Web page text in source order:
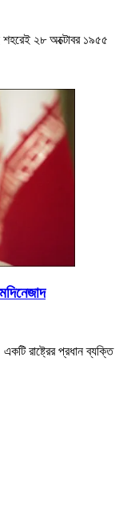
শহরেই ২৮ অক্টোবর ১৯৫৫
রাষ্ট্রের প্রধান ব্যক্তি